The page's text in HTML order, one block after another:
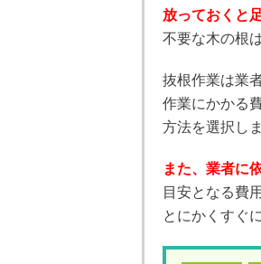
放っておくと
不要な木の根
抜根作業は業
作業にかかる
方法を選択し
また、業者に
目安となる費
とにかくすぐ